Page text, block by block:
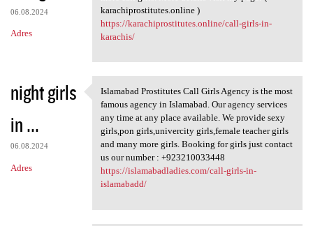
06.08.2024
Adres
karachiprostitutes.online )
https://karachiprostitutes.online/call-girls-in-
karachis/
night girls
in ...
06.08.2024
Adres
Islamabad Prostitutes Call
Islamabad Prostitutes Call Girls Agency is the most
famous agency in Islamabad. Our agency services
any time at any place available. We provide sexy
girls,pon girls,univercity girls,female teacher girls
and many more girls. Booking for girls just contact
us our number : +923210033448
https://islamabadladies.com/call-girls-in-
islamabadd/